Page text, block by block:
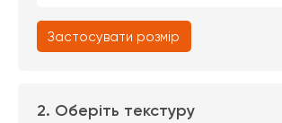
Застосувати розмір
2. Оберіть текстуру